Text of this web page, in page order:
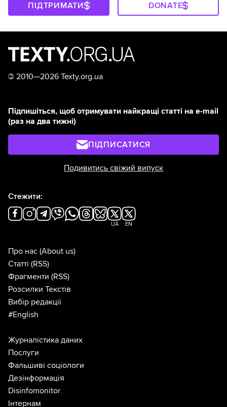
ПІДТРИМАТИ DONATE
© 2010—2026 Texty.org.ua
Підпишіться, щоб отримувати найкращі статті на e-mail
(раз на два тижні)
ПІДПИСАТИСЯ
Подивитись свіжий випуск
Стежити:
UA EN
Про нас (About us)
Статті (RSS)
Фрагменти (RSS)
Розсилки Текстів
Вибір редакції
#English
Журналістика даних
Послуги
Фальшиві соціологи
Дезінформація
Disinfomonitor
Інтернам